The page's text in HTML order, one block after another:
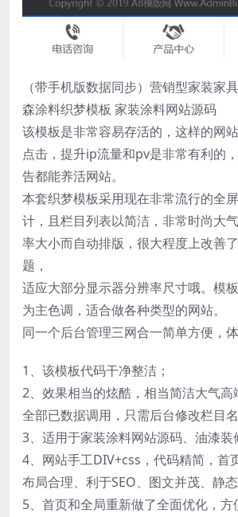
（带手机版数据同步）营销型家装家
森涂料织梦模板 家装涂料网站源码
该模板是非常容易存活的，这样的网
点击，提升ip流量和pv是非常有利的
告都能养活网站。
本套织梦模板采用现在非常流行的全
计，且栏目列表以简洁，非常时尚大
率大小而自动排版，很大程度上改善
题，
适应大部分显示器分辨率尺寸哦。模
为主色调，适合做各种类型的网站。
同一个后台管理三网合一简单方便，
1、该模板代码干净整洁；
2、效果相当的炫酷，相当简洁大气高
全部已数据调用，只需后台修改栏目
3、适用于家装涂料网站源码、油漆装
4、网站手工DIV+css，代码精简，首
布局合理、利于SEO、图文并茂、静态
5、首页和全局重新做了全面优化，方